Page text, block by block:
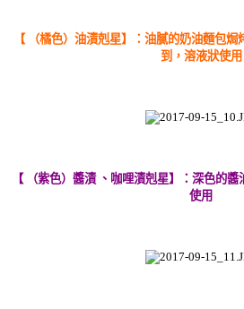
【 （橘色）油漬剋星】：油膩的奶油麵包
到 ，溶液狀使用
【 （紫色）醬漬 、咖哩漬剋星】：深色的
使用